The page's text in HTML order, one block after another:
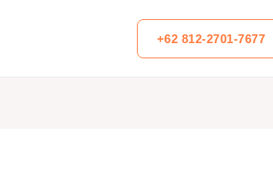
+62 812-2701-7677